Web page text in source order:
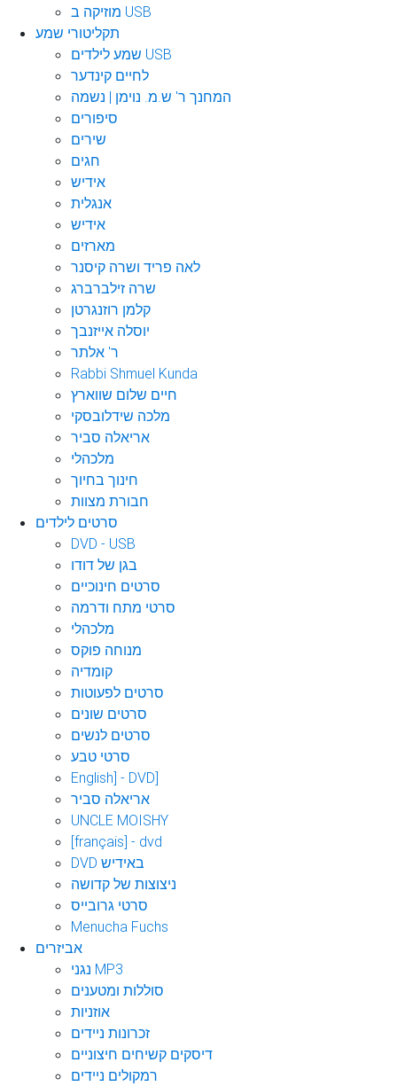
מוזיקה ב USB
תקליטורי שמע
שמע לילדים USB
לחיים קינדער
המחנך ר' ש.מ. נוימן | נשמה
סיפורים
שירים
חגים
אידיש
אנגלית
אידיש
מארזים
לאה פריד ושרה קיסנר
שרה זילברברג
קלמן רוזנגרטן
יוסלה אייזנבך
ר' אלתר
Rabbi Shmuel Kunda
חיים שלום שווארץ
מלכה שידלובסקי
אריאלה סביר
מלכהלי
חינוך בחיוך
חבורת מצוות
סרטים לילדים
DVD - USB
בגן של דודו
סרטים חינוכיים
סרטי מתח ודרמה
מלכהלי
מנוחה פוקס
קומדיה
סרטים לפעוטות
סרטים שונים
סרטים לנשים
סרטי טבע
English] - DVD]
אריאלה סביר
UNCLE MOISHY
[français] - dvd
DVD באידיש
ניצוצות של קדושה
סרטי גרובייס
Menucha Fuchs
אביזרים
נגני MP3
סוללות ומטענים
אוזניות
זכרונות ניידים
דיסקים קשיחים חיצוניים
רמקולים ניידים